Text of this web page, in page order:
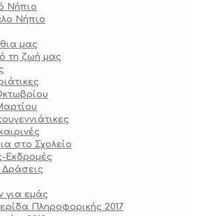
Νήπιο
Νήπιο
μας
τη ζωή μας
στο Σχολείο
Εκδρομές
Δράσεις
για εμάς
Πληροφορικής 2017